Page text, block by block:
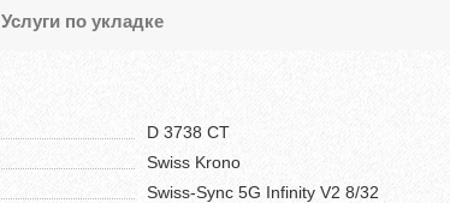
Услуги по укладке
D 3738 CT
Swiss Krono
Swiss-Sync 5G Infinity V2 8/32